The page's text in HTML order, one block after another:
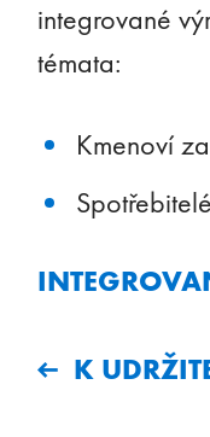
integrované
témata:
Kmenoví
K